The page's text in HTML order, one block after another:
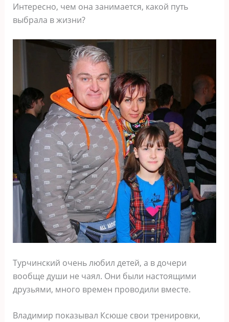
Интересно, чем она занимается, какой путь
выбрала в жизни?
Турчинский очень любил детей, а в дочери
вообще души не чаял. Они были настоящими
друзьями, много времен проводили вместе.
Владимир показывал Ксюше свои тренировки,